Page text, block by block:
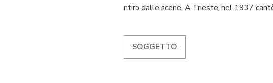
ritiro dalle scene. A Trieste, nel 1937
SOGGETTO